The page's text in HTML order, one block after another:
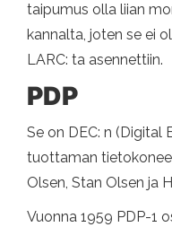
taipumus olla liian
kannalta, joten se ei
LARC: ta asennettiin.
PDP
Se on DEC: n (Digital
tuottaman
Olsen, Stan Olsen ja
Vuonna 1959 PDP-1